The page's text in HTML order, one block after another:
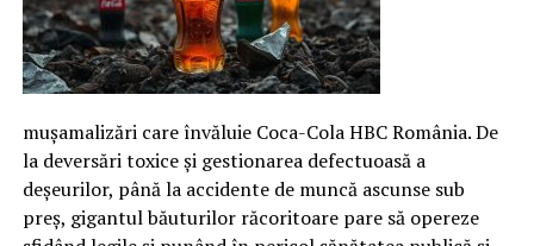
mușamalizări care învăluie Coca-Cola HBC România. De
la deversări toxice și gestionarea defectuoasă a
deșeurilor, până la accidente de muncă ascunse sub
preș, gigantul băuturilor răcoritoare pare să opereze